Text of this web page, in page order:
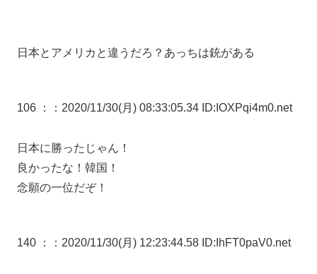
日本とアメリカと違うだろ？あっちは銃がある
106 ： ：2020/11/30(月) 08:33:05.34 ID:IOXPqi4m0.net
日本に勝ったじゃん！
良かったな！韓国！
念願の一位だぞ！
140 ： ：2020/11/30(月) 12:23:44.58 ID:IhFT0paV0.net